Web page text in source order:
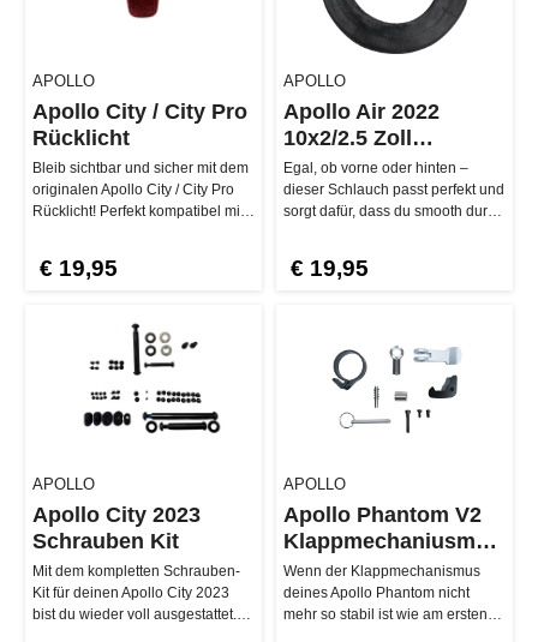
APOLLO
Apollo City / City Pro
Rücklicht
Bleib sichtbar und sicher mit dem
originalen Apollo City / City Pro
Rücklicht! Perfekt kompatibel mit
€ 19,95
APOLLO
Apollo Air 2022
10x2/2.5 Zoll
Schlauch
Egal, ob vorne oder hinten –
dieser Schlauch passt perfekt und
sorgt dafür, dass du smooth durch
€ 19,95
APOLLO
Apollo City 2023
Schrauben Kit
Mit dem kompletten Schrauben-
Kit für deinen Apollo City 2023
bist du wieder voll ausgestattet.
APOLLO
Apollo Phantom V2
Klappmechaniusmus
Kit
Wenn der Klappmechanismus
deines Apollo Phantom nicht
mehr so stabil ist wie am ersten